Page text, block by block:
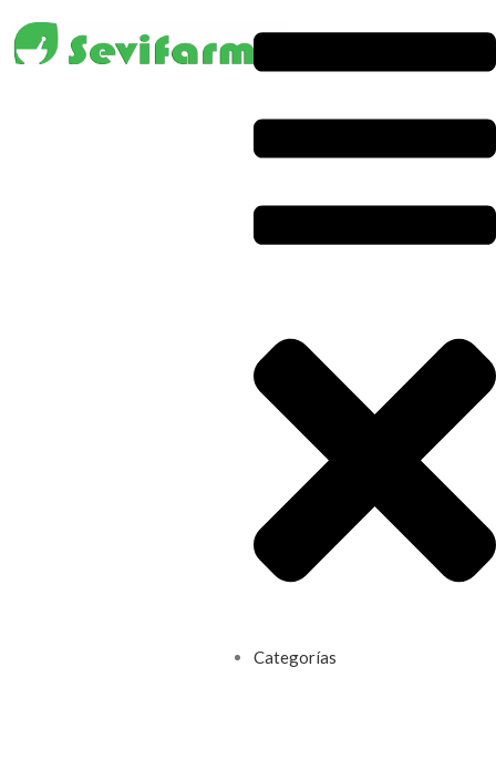
Categorías